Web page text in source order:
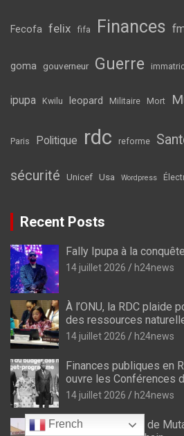
Fecofa felix fifa Finances
goma gouverneur Guerre
ipupa Kwilu leopard Militaire Mort
Paris Politique rdc reforme
sécurité Unicef Usa Wordpress
Recent Posts
Fally Ipupa à la
14 juillet 2026 h24news
À l’ONU, la RDC plaide
des ressources
14 juillet 2026 h24news
Finances publiques en
ouvre les Conférences
prélude au budget-
14 juillet 2026 h24news
Nouveau procès de
French